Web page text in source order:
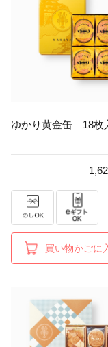
ゆかり黄金缶 18枚
買い物かごに